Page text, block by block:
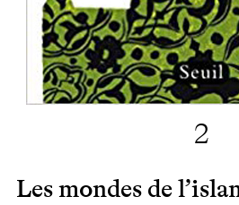
2
Les mondes de